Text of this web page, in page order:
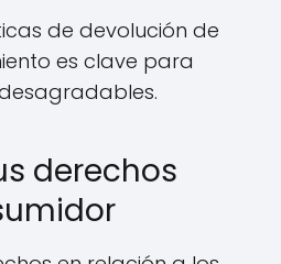
de devolución de
es clave para
derechos